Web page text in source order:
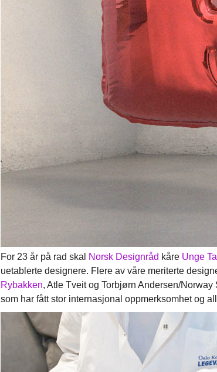
For 23 år på rad skal Norsk Designråd kåre Unge
uetablerte designere. Flere av våre meriterte
Rybakken, Atle Tveit og Torbjørn Andersen/
som har fått stor internasjonal oppmerksomhet og